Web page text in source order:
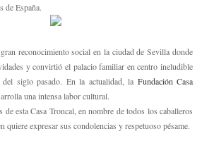
de España.
reconocimiento social en la ciudad de Sevilla donde
y convirtió el palacio familiar en centro ineludible
siglo pasado. En la actualidad, la Fundación Casa
una intensa labor cultural.
esta Casa Troncal, en nombre de todos los caballeros
quiere expresar sus condolencias y respetuoso pésame.